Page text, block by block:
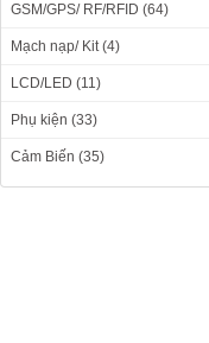
GSM/GPS/ RF/RFID (64)
Mạch nạp/ Kit (4)
LCD/LED (11)
Phụ kiện (33)
Cảm Biến (35)